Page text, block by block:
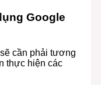
Google
cần phải tương
thực hiện các